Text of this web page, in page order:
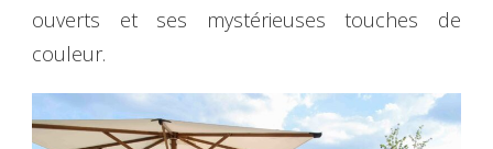
ouverts et ses mystérieuses touches de
couleur.